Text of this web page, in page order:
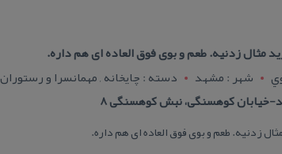
مثال زدنیه. طعم و بوی فوق العاده ای هم داره.
شهر : مشهد
دسته : چایخانه , مهمانسرا و رستوران
كوهسنگی، نبش كوهسنگی ۸
زدنیه. طعم و بوی فوق العاده ای هم داره.